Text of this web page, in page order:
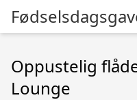
Oppustelig
Lounge